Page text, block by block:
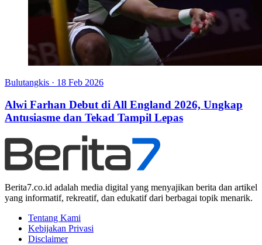
Bulutangkis · 18 Feb 2026
Alwi Farhan Debut di All England 2026, Ungkap
Antusiasme dan Tekad Tampil Lepas
Berita7.co.id adalah media digital yang menyajikan berita dan artikel
yang informatif, rekreatif, dan edukatif dari berbagai topik menarik.
Tentang Kami
Kebijakan Privasi
Disclaimer